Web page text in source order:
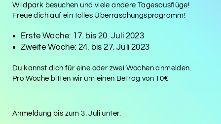
Wildpark besuchen und viele andere Tagesausflüge!
Freue dich auf ein tolles Überraschungsprogramm!
Erste Woche: 17. bis 20. Juli 2023
Zweite Woche: 24. bis 27. Juli 2023
Du kannst dich für eine oder zwei Wochen anmelden.
Pro Woche bitten wir um einen Betrag von 10€
Anmeldung bis zum 3. Juli unter: